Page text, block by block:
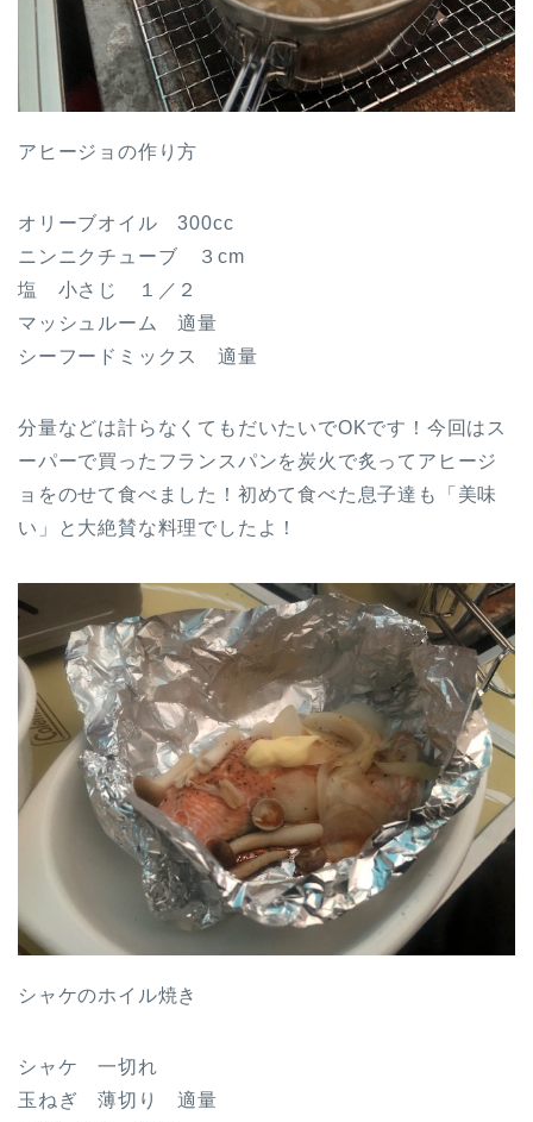
アヒージョの作り方
オリーブオイル 300cc
ニンニクチューブ ３cm
塩 小さじ １／２
マッシュルーム 適量
シーフードミックス 適量
分量などは計らなくてもだいたいでOKです！今回はス
ーパーで買ったフランスパンを炭火で炙ってアヒージ
ョをのせて食べました！初めて食べた息子達も「美味
い」と大絶賛な料理でしたよ！
シャケのホイル焼き
シャケ 一切れ
玉ねぎ 薄切り 適量